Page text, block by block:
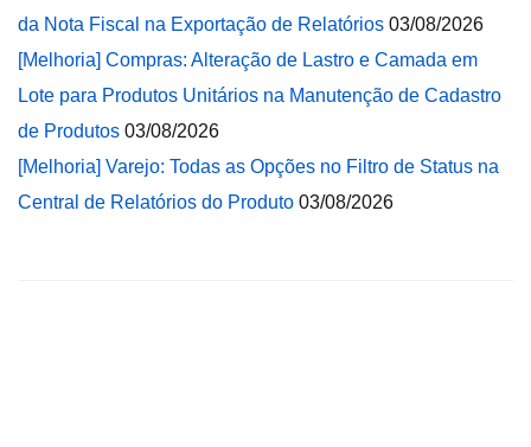
da Nota Fiscal na Exportação de Relatórios 03/08/2026
[Melhoria] Compras: Alteração de Lastro e Camada em
Lote para Produtos Unitários na Manutenção de Cadastro
de Produtos 03/08/2026
[Melhoria] Varejo: Todas as Opções no Filtro de Status na
Central de Relatórios do Produto 03/08/2026